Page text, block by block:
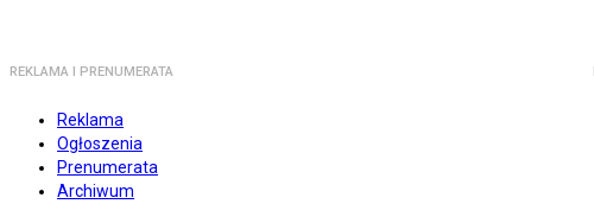
REKLAMA I PRENUMERATA
Reklama
Ogłoszenia
Prenumerata
Archiwum